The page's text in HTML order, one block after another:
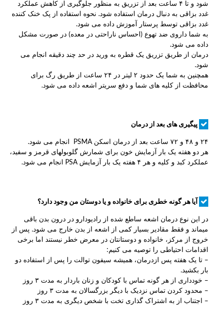
شود و تا ۴ ساعت بعد از تزریق به منظور جلوگیری از کاهش عملکرد
غدد بزاقی به دنبال درمان استفاده شود. نحوه استفاده از پک خنک کننده
غدد بزاقی توسط پرستار آموزش داده می شود.
به شما داروی ضد تهوع (احساس ناراحتی در معده) در صورت مشکل
داده می شود.
درمان از طریق تزریق یک قطره به ورید در حد چند دقیقه انجام می
شود.
همچنین به شما یک حدود ۲ لیتر در ۲۴ ساعت از طریق رگ برای
محافظت از کلیه های شما و دفع سریتر اشعه داده می شود.
پیگیری های بعد از درمان
۲۴ و ۴۸ و ۷۲ ساعت بعد از درمان اسکن PSMA انجام می شود.
هر دو هفته یک بار آزمایش خون برای شمارش گلوبولهای قرمز و سفید،
عملکرد کبد و کلیه و هر ۴ هفته یک بار آزمایش PSA انجام می شود.
آیا هر گونه خطری برای خانواده و یا دوستان من وجود دارد؟
در این نوع درمان اشعه ساطع شده از رادیودارو در درون بدن باقی
میماند و فقط مقادیر بسیار کمی از اشعه از بدن خارج می شود. پس از
خروج از مرکز، خانواده و دوستانتان در معرض خطر نیستند اما برخی
اقدامات احتیاطی را توصیه می کنیم:
– تا یک هفته پس ازدرمان، همیشه سیفون توالت را پس از استفاده دو
بار بکشید.
– خودداری از هر گونه تماس با کودکان و زنان باردار به مدت ۳ روز
– محدود کردن تماس نزدیک با دیگر بزرگسالان به مدت ۳ روز
– اجتناب از به اشتراک گذاری تخت با شخص دیگری به مدت ۳ روز